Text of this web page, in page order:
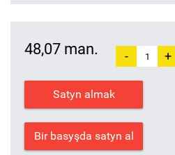
48,07 man. - +
Satyn almak
Bir basyşda satyn al